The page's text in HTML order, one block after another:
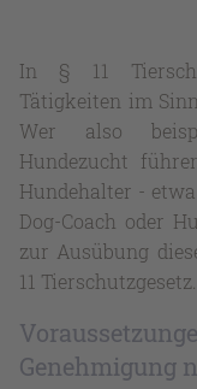
In § 11
Tätigkeiten im
Wer also
Hundezucht
Hundehalter -
Dog-Coach oder
zur Ausübung
11 Tierschutzgesetz.
Genehmigung